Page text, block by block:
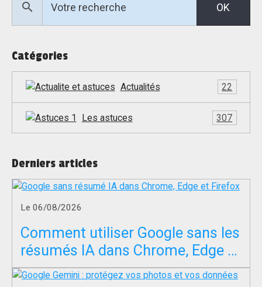
OK
Catégories
Actualités 22
Les astuces 307
Derniers articles
Le 06/08/2026
Comment utiliser Google sans les
résumés IA dans Chrome, Edge et
Firefox ?